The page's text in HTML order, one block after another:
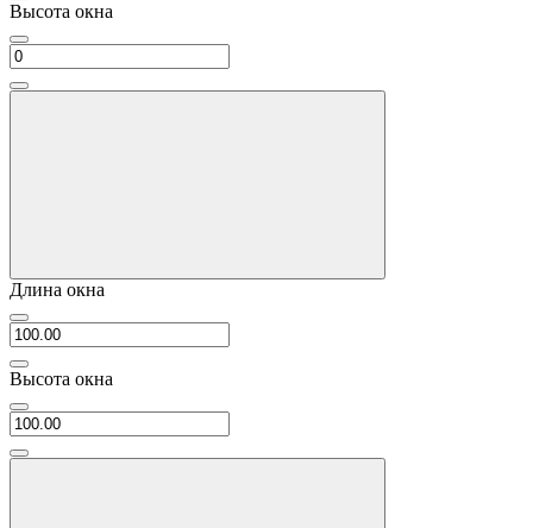
Высота окна
Длина окна
Высота окна